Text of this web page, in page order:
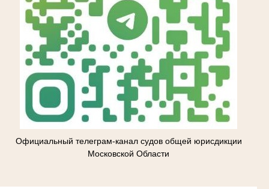
Официальный телеграм-канал судов общей юрисдикции
Московской Области